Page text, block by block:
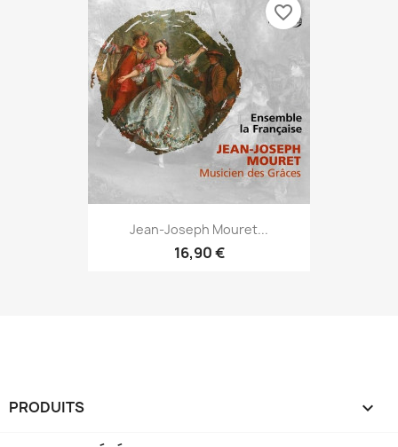
Jean-Joseph Mouret...
16,90 €
favorite_border
PRODUITS 